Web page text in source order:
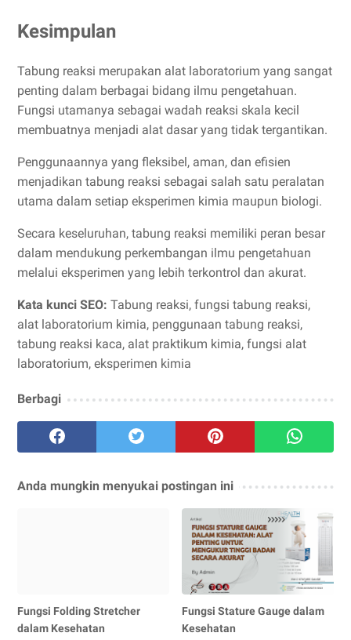
Kesimpulan
Tabung reaksi merupakan alat laboratorium yang sangat
penting dalam berbagai bidang ilmu pengetahuan.
Fungsi utamanya sebagai wadah reaksi skala kecil
membuatnya menjadi alat dasar yang tidak tergantikan.
Penggunaannya yang fleksibel, aman, dan efisien
menjadikan tabung reaksi sebagai salah satu peralatan
utama dalam setiap eksperimen kimia maupun biologi.
Secara keseluruhan, tabung reaksi memiliki peran besar
dalam mendukung perkembangan ilmu pengetahuan
melalui eksperimen yang lebih terkontrol dan akurat.
Kata kunci SEO: Tabung reaksi, fungsi tabung reaksi,
alat laboratorium kimia, penggunaan tabung reaksi,
tabung reaksi kaca, alat praktikum kimia, fungsi alat
laboratorium, eksperimen kimia
Berbagi
Anda mungkin menyukai postingan ini
Fungsi Folding Stretcher
dalam Kesehatan
Fungsi Stature Gauge dalam
Kesehatan